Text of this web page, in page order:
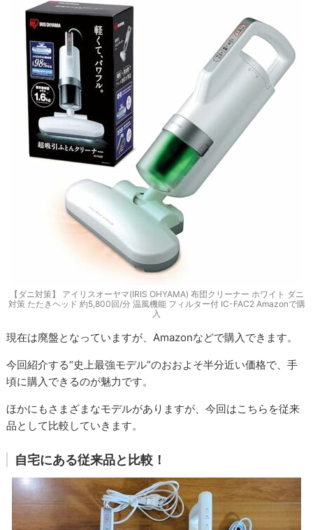
【ダニ対策】 アイリスオーヤマ(IRIS OHYAMA) 布団クリーナー ホワイト ダニ
対策 たたきヘッド 約5,800回/分 温風機能 フィルター付 IC-FAC2 Amazonで購
入
現在は廃盤となっていますが、Amazonなどで購入できます。
今回紹介する“史上最強モデル”のおおよそ半分近い価格で、手
頃に購入できるのが魅力です。
ほかにもさまざまなモデルがありますが、今回はこちらを従来
品として比較していきます。
自宅にある従来品と比較！